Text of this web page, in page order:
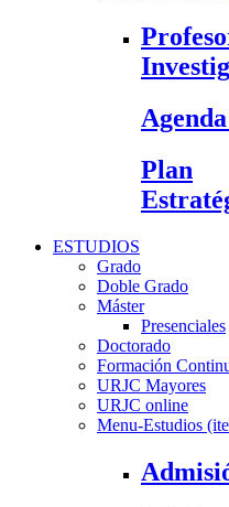
Plan
ESTUDIOS
Grado
Doble Grado
Máster
Presenciales
Doctorado
Formación
URJC Mayores
URJC online
Menu-Estudios